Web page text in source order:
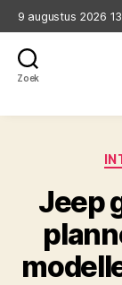
9 augustus 2026
Zoek
Jeep